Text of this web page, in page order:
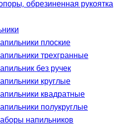
обрезиненная рукоятка
плоские
трехгранные
без ручек
круглые
квадратные
полукруглые
напильников